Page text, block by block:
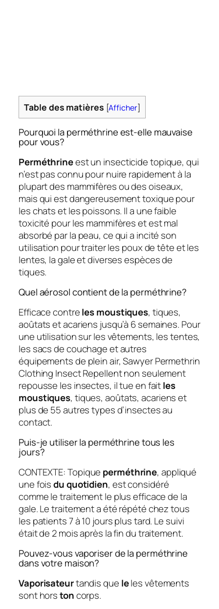
Table des matières [Afficher]
Pourquoi la perméthrine est-elle mauvaise
pour vous?
Perméthrineest un insecticide topique, qui
n’est pas connu pour nuire rapidement à la
plupart des mammifères ou des oiseaux,
mais qui est dangereusement toxique pour
les chats et les poissons. Il a une faible
toxicité pour les mammifères et est mal
absorbé par la peau, ce qui a incité son
utilisation pour traiter les poux de tête et les
lentes, la gale et diverses espèces de
tiques.
Quel aérosol contient de la perméthrine?
Efficace contreles moustiques, tiques,
aoûtats et acariens jusqu’à 6 semaines. Pour
une utilisation sur les vêtements, les tentes,
les sacs de couchage et autres
équipements de plein air, Sawyer Permethrin
Clothing Insect Repellent non seulement
repousse les insectes, il tue en faitles
moustiques, tiques, aoûtats, acariens et
plus de 55 autres types d’insectes au
contact.
Puis-je utiliser la perméthrine tous les
jours?
CONTEXTE: Topique perméthrine, appliqué
une foisdu quotidien, est considéré
comme le traitement le plus efficace de la
gale. Le traitement a été répété chez tous
les patients 7 à 10 jours plus tard. Le suivi
était de 2 mois après la fin du traitement.
Pouvez-vous vaporiser de la perméthrine
dans votre maison?
Vaporisateurtandis que leles vêtements
sont horstoncorps.